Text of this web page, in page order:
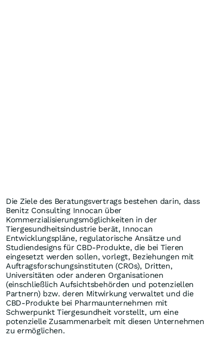
Die Ziele des Beratungsvertrags bestehen darin, dass
Benitz Consulting Innocan über
Kommerzialisierungsmöglichkeiten in der
Tiergesundheitsindustrie berät, Innocan
Entwicklungspläne, regulatorische Ansätze und
Studiendesigns für CBD-Produkte, die bei Tieren
eingesetzt werden sollen, vorlegt, Beziehungen mit
Auftragsforschungsinstituten (CROs), Dritten,
Universitäten oder anderen Organisationen
(einschließlich Aufsichtsbehörden und potenziellen
Partnern) bzw. deren Mitwirkung verwaltet und die
CBD-Produkte bei Pharmaunternehmen mit
Schwerpunkt Tiergesundheit vorstellt, um eine
potenzielle Zusammenarbeit mit diesen Unternehmen
zu ermöglichen.